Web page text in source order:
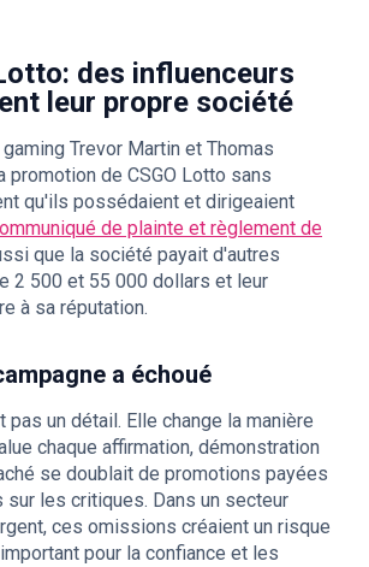
des influenceurs
leur propre société
Trevor Martin et Thomas
promotion de CSGO Lotto sans
qu'ils possédaient et dirigeaient
de plainte et règlement de
que la société payait d'autres
2 500 et 55 000 dollars et leur
à sa réputation.
a échoué
pas un détail. Elle change la manière
chaque affirmation, démonstration
se doublait de promotions payées
les critiques. Dans un secteur
ces omissions créaient un risque
pour la confiance et les